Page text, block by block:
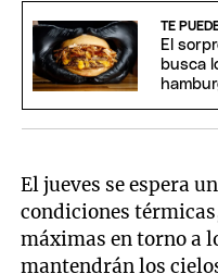
TE
El
busca
El jueves se espera
condiciones
máximas en torno a
mantendrán los